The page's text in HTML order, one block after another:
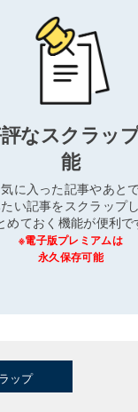
なスクラッ
能
気に入った記事やあと
い記事をスクラップし
めておく機能が便利で
※電子版プレミアムは
永久保存可能
ップ